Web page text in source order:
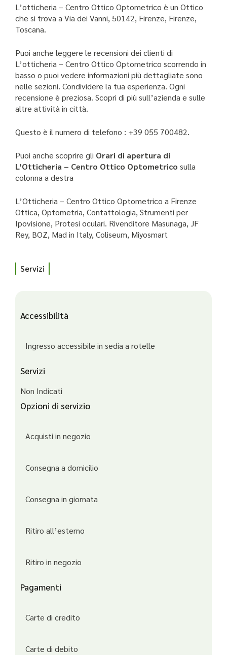
L’otticheria – Centro Ottico Optometrico è un Ottico
che si trova a Via dei Vanni, 50142, Firenze, Firenze,
Toscana.
Puoi anche leggere le recensioni dei clienti di
L’otticheria – Centro Ottico Optometrico scorrendo in
basso o puoi vedere informazioni più dettagliate sono
nelle sezioni. Condividere la tua esperienza. Ogni
recensione è preziosa. Scopri di più sull’azienda e sulle
altre attività in città.
Questo è il numero di telefono : +39 055 700482.
Puoi anche scoprire gli Orari di apertura di
L’Otticheria – Centro Ottico Optometrico sulla
colonna a destra
L’Otticheria – Centro Ottico Optometrico a Firenze
Ottica, Optometria, Contattologia, Strumenti per
Ipovisione, Protesi oculari. Rivenditore Masunaga, JF
Rey, BOZ, Mad in Italy, Coliseum, Miyosmart
Servizi
Accessibilità
Ingresso accessibile in sedia a rotelle
Servizi
Non Indicati
Opzioni di servizio
Acquisti in negozio
Consegna a domicilio
Consegna in giornata
Ritiro all’esterno
Ritiro in negozio
Pagamenti
Carte di credito
Carte di debito